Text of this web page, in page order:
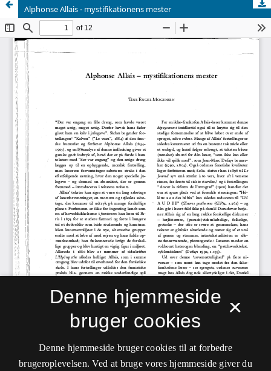
Alphonse Allais - mystifikationens mester
×
Denne hjemmeside
bruger cookies
Denne hjemmeside bruger cookies til at forbedre
brugeroplevelsen. Ved at bruge vores hjemmeside giver du